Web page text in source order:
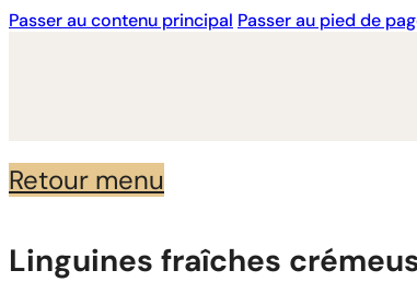
Passer au contenu principal Passer au pied de
Retour menu
Linguines fraîches